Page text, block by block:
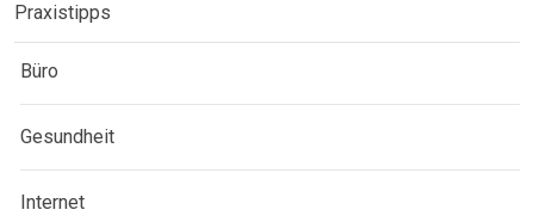
Praxistipps
Büro
Gesundheit
Internet